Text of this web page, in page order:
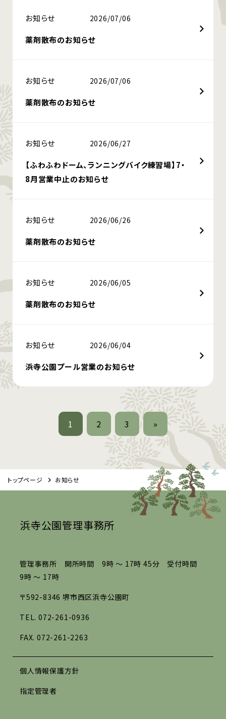
お知らせ 2026/07/06
薬剤散布のお知らせ
お知らせ 2026/07/06
薬剤散布のお知らせ
お知らせ 2026/06/27
【ふわふわドーム、ランニングバイク練習場】7・
8月営業中止のお知らせ
お知らせ 2026/06/26
薬剤散布のお知らせ
お知らせ 2026/06/05
薬剤散布のお知らせ
お知らせ 2026/06/04
浜寺公園プール営業のお知らせ
1 2 3 »
トップページ お知らせ
浜寺公園管理事務所
管理事務所 開所時間 9時 ～ 17時 45分 受付時間
9時 ～ 17時
〒592-8346 堺市西区浜寺公園町
TEL. 072-261-0936
FAX. 072-261-2263
個人情報保護方針
指定管理者